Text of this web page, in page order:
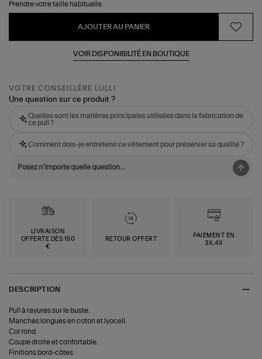
Prendre votre taille habituelle.
AJOUTER AU PANIER
VOIR DISPONIBILITÉ EN BOUTIQUE
VOTRE CONSEILLÈRE LULLI
Une question sur ce produit ?
Quelles sont les matières principales utilisées dans la fabrication de
ce pull ?
Comment dois-je entretenir ce vêtement pour préserver sa qualité ?
LIVRAISON
OFFERTE DÈS 150
€
RETOUR OFFERT
PAIEMENT EN
3X,4X
DESCRIPTION
Pull à rayures sur le buste.
Manches longues en coton et lyocell.
Col rond.
Coupe droite et confortable.
Finitions bord-côtes.